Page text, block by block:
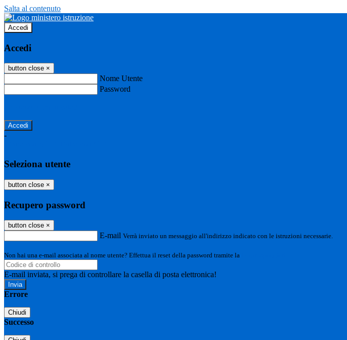
Salta al contenuto
Accedi
Accedi
button close ×
Nome Utente
Password
-
Seleziona utente
button close ×
Recupero password
button close ×
E-mail Verrà inviato un messaggio all'indirizzo indicato con le istruzioni necessarie.
Non hai una e-mail associata al nome utente? Effettua il reset della password tramite la
E-mail inviata, si prega di controllare la casella di posta elettronica!
Errore
Chiudi
Successo